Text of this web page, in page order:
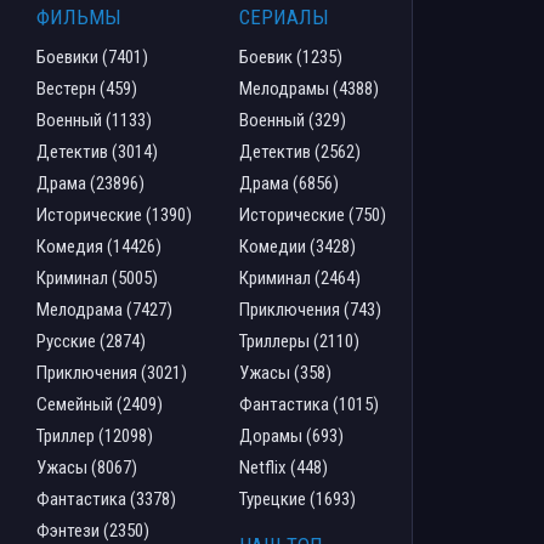
ФИЛЬМЫ
Боевики (7401)
Вестерн (459)
Военный (1133)
Детектив (3014)
Драма (23896)
Исторические (1390)
Комедия (14426)
Криминал (5005)
Мелодрама (7427)
Русские (2874)
Приключения (3021)
Семейный (2409)
Триллер (12098)
Ужасы (8067)
Фантастика (3378)
Фэнтези (2350)
СЕРИАЛЫ
Боевик (1235)
Мелодрамы (4388)
Военный (329)
Детектив (2562)
Драма (6856)
Исторические (750)
Комедии (3428)
Криминал (2464)
Приключения (743)
Триллеры (2110)
Ужасы (358)
Фантастика (1015)
Дорамы (693)
Netflix (448)
Турецкие (1693)